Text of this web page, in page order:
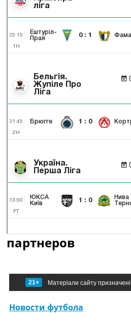
партнеров
21+ Матеріали сайту
Новости футбола